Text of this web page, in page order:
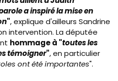
a inspiré la mise en
", explique d'ailleurs Sandrine
intervention. La députée
hommage à "toutes les
témoigner", en particulier
ont été importantes".